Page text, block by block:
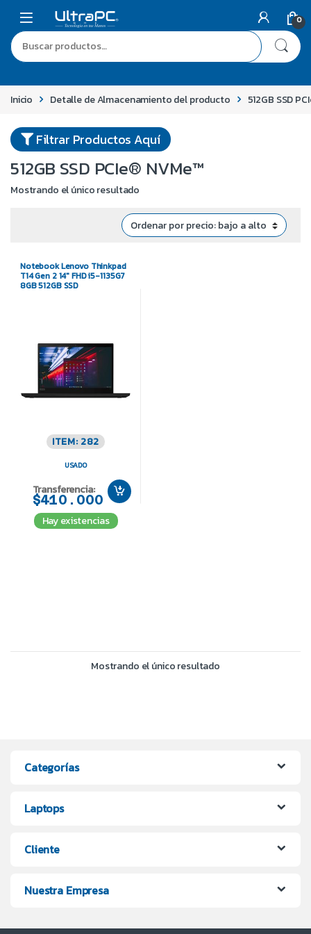
0
Inicio Detalle de Almacenamiento del producto 512GB SSD
Filtrar Productos Aquí
512GB SSD PCIe® NVMe™
Mostrando el único resultado
Notebook Lenovo Thinkpad
T14 Gen 2 14″ FHD i5-1135G7
8GB 512GB SSD
ITEM: 282
USADO
Transferencia:
$410.000
Hay existencias
Mostrando el único resultado
Categorías
Laptops
Cliente
Nuestra Empresa